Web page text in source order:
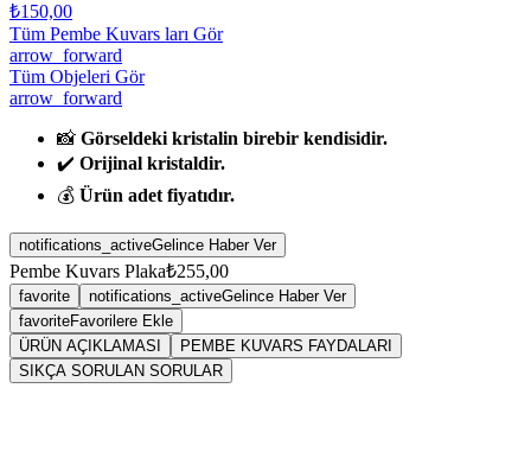
₺150,00
Tüm Pembe Kuvars ları Gör
arrow_forward
Tüm Objeleri Gör
arrow_forward
📸 Görseldeki kristalin birebir kendisidir.
✔️ Orijinal kristaldir.
💰 Ürün adet fiyatıdır.
notifications_activeGelince Haber Ver
Pembe Kuvars Plaka₺255,00
favorite notifications_activeGelince Haber Ver
favoriteFavorilere Ekle
ÜRÜN AÇIKLAMASI
PEMBE KUVARS FAYDALARI
SIKÇA SORULAN SORULAR